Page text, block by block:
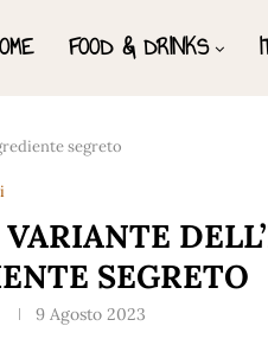
FOOD & DRINKS
segreto
SEGRETO
9 Agosto 2023